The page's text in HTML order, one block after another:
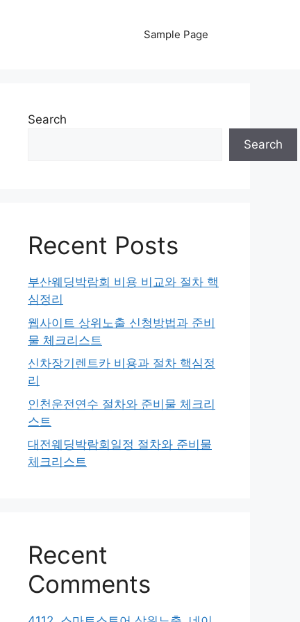
Sample Page
Search
Search
Recent Posts
부산웨딩박람회 비용 비교와 절차 핵
심정리
웹사이트 상위노출 신청방법과 준비
물 체크리스트
신차장기렌트카 비용과 절차 핵심정
리
인천운전연수 절차와 준비물 체크리
스트
대전웨딩박람회일정 절차와 준비물
체크리스트
Recent
Comments